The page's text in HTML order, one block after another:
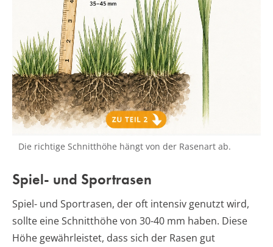
Die richtige Schnitthöhe hängt von der Rasenart ab.
Spiel- und Sportrasen
Spiel- und Sportrasen, der oft intensiv genutzt wird,
sollte eine Schnitthöhe von 30-40 mm haben. Diese
Höhe gewährleistet, dass sich der Rasen gut